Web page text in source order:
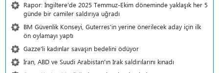
Rapor: İngiltere'de 2025 Temmuz-Ekim döneminde yaklaşık her 5
günde bir camiler saldırıya uğradı
BM Güvenlik Konseyi, Guterres'in yerine önerilecek aday için ilk
ön oylamayı yaptı
Gazze'li kadınlar savaşın bedelini ödüyor
İran, ABD ve Suudi Arabistan'ın Irak saldırılarını kınadı